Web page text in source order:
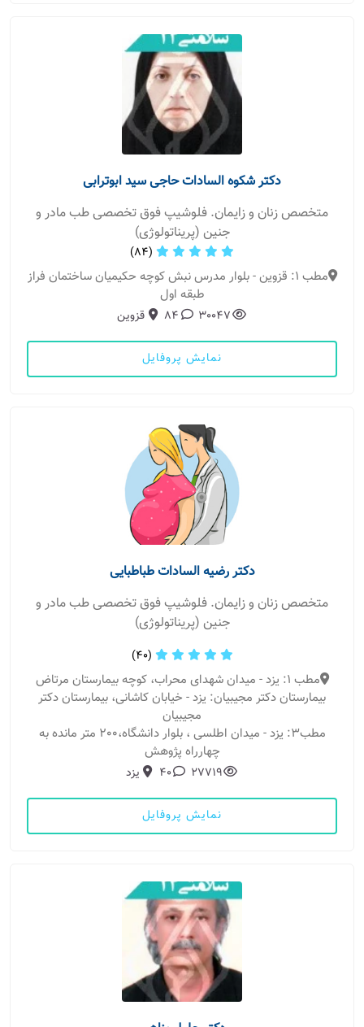
دکتر شکوه السادات حاجی سید ابوترابی
متخصص زنان و زایمان. فلوشیپ فوق تخصصی طب مادر و
جنین (پریناتولوژی)
(84)
مطب 1: قزوین - بلوار مدرس نبش کوچه حکیمیان ساختمان فراز
طبقه اول
30047
84 قزوین
نمایش پروفایل
دکتر رضیه السادات طباطبایی
متخصص زنان و زایمان. فلوشیپ فوق تخصصی طب مادر و
جنین (پریناتولوژی)
(40)
مطب 1: یزد - میدان شهدای محراب، کوچه بیمارستان مرتاض
بیمارستان دکتر مجیبیان: یزد - خیابان کاشانی، بیمارستان دکتر
مجیبیان
مطب3: یزد - میدان اطلسی ، بلوار دانشگاه،200 متر مانده به
چهارراه پژوهش
27719
40 یزد
نمایش پروفایل